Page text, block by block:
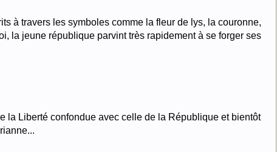
à travers les symboles comme la fleur de lys, la couronne,
la jeune république parvint très rapidement à se forger ses
la Liberté confondue avec celle de la République et bientôt